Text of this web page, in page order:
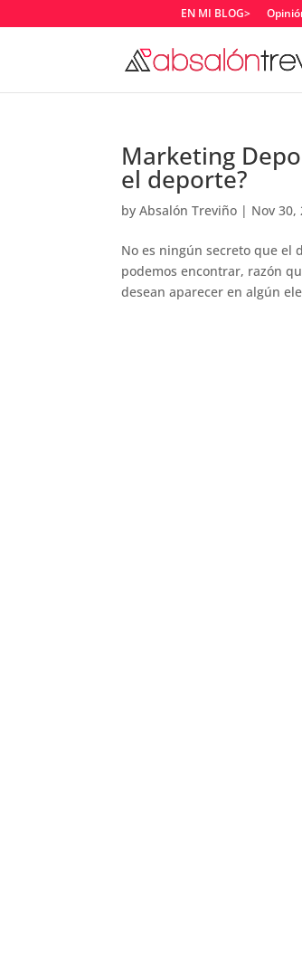
EN MI BLOG>
Marketing
el deporte?
byAbsalón Treviño | Nov 30,
No es ningún secreto que el
podemos encontrar, razón
desean aparecer en algún